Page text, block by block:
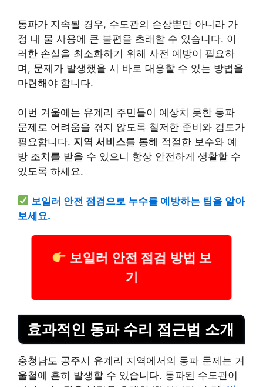
동파가 지속될 경우, 수도관의 손상뿐만 아니라 가
정 내 물 사용에 큰 불편을 초래할 수 있습니다. 이
러한 손실을 최소화하기 위해 사전 예방이 필요하
며, 문제가 발생했을 시 바로 대응할 수 있는 방법을
마련해야 합니다.
이번 겨울에는 유계리 주민들이 예상치 못한 동파
문제로 어려움을 겪지 않도록 철저한 준비와 검토가
필요합니다. 지역 서비스를 통해 적절한 보수와 예
방 조치를 받을 수 있으니 항상 안전하게 생활할 수
있도록 하세요.
보일러 안전 점검으로 누수를 예방하는 팁을 알아
보세요.
보일러 안전 점검 방법 보
기
효과적인 동파 수리 접근법 소개
충청남도 공주시 유계리 지역에서의 동파 문제는 겨
울철에 흔히 발생할 수 있습니다. 동파된 수도관이